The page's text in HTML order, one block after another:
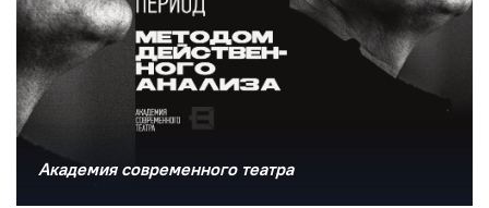
Академия современного театра